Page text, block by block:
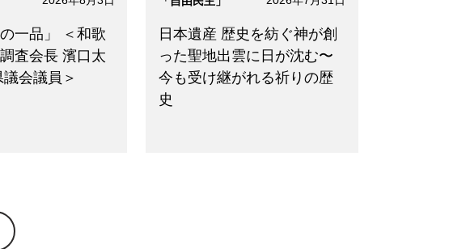
の一品」 ＜和歌
査会長 濱口太
会議員＞
日本遺産 歴史を紡ぐ神が創
った聖地出雲に日が沈む〜
今も受け継がれる祈りの歴
史